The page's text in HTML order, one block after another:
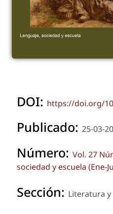
DOI: https://doi.org/
Publicado: 25-03-
Número: Vol. 27
sociedad y escuela (Ene-
Sección: Literatura